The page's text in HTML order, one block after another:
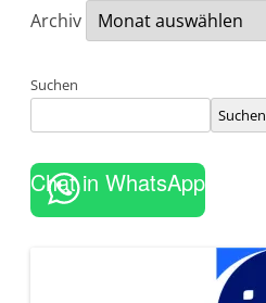
Archiv
Suchen
Suchen
Chat in WhatsApp